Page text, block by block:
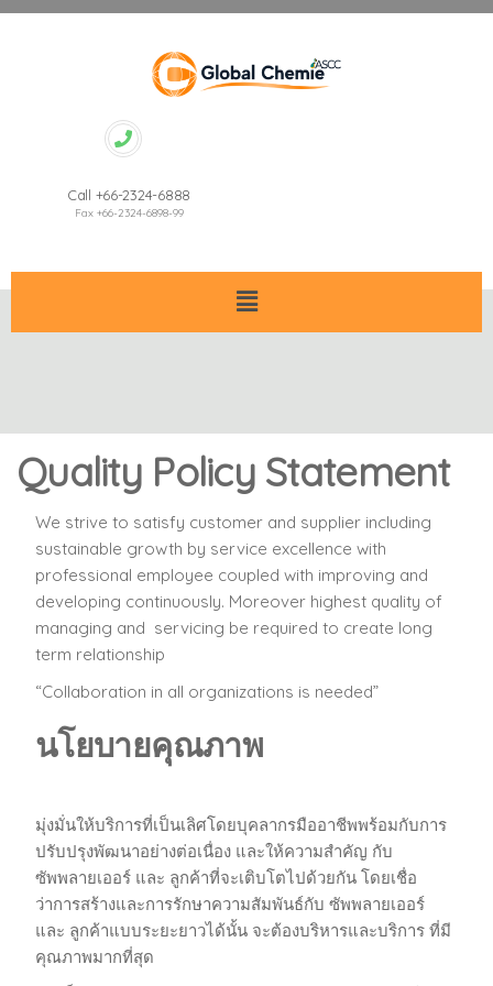
Call +66-2324-6888
Fax +66-2324-6898-99
Quality Policy Statement
We strive to satisfy customer and supplier including
sustainable growth by service excellence with
professional employee coupled with improving and
developing continuously. Moreover highest quality of
managing and servicing be required to create long
term relationship
“Collaboration in all organizations is needed”
นโยบายคุณภาพ
มุ่งมั่นให้บริการที่เป็นเลิศโดยบุคลากรมืออาชีพพร้อมกับการ
ปรับปรุงพัฒนาอย่างต่อเนื่อง และให้ความสำคัญ กับ
ซัพพลายเออร์ และ ลูกค้าที่จะเติบโตไปด้วยกัน โดยเชื่อ
ว่าการสร้างและการรักษาความสัมพันธ์กับ ซัพพลายเออร์
และ ลูกค้าแบบระยะยาวได้นั้น จะต้องบริหารและบริการ ที่มี
คุณภาพมากที่สุด